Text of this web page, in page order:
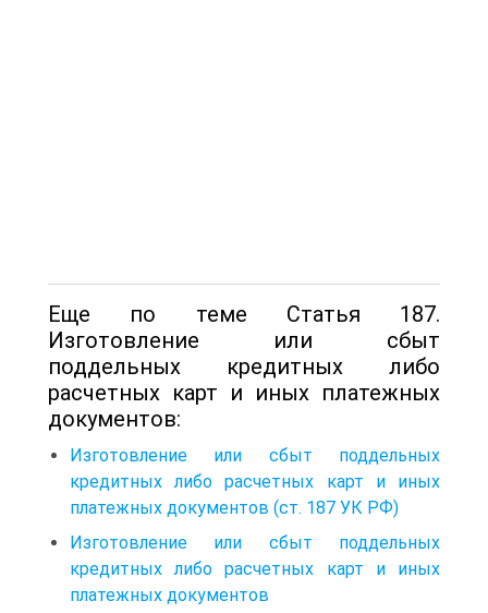
Еще по теме Статья 187.
Изготовление или сбыт
поддельных кредитных либо
расчетных карт и иных платежных
документов:
Изготовление или сбыт поддельных
кредитных либо расчетных карт и иных
платежных документов (ст. 187 УК РФ)
Изготовление или сбыт поддельных
кредитных либо расчетных карт и иных
платежных документов